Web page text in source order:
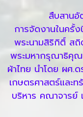
สืบสาน
การจัดงานในครั้
พระนามสิริกิติ์ ส
พระมหากรุณาธิคุณ
ผ้าไทย นำโดย ผศ
เกษตรศาสตร์และ
บริหาร คณาจารย์